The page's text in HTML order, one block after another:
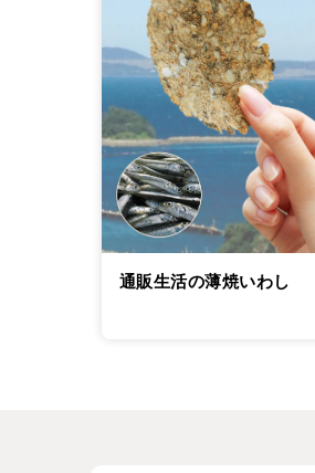
通販生活の薄焼いわし